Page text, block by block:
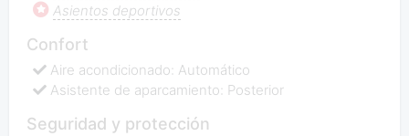
Asientos deportivos
Confort
Aire acondicionado: Automático
Asistente de aparcamiento: Posterior
Seguridad y protección